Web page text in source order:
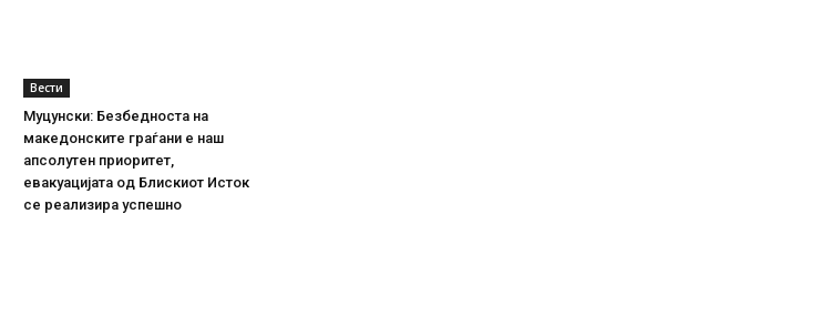
Вести
Муцунски: Безбедноста на
македонските граѓани е наш
апсолутен приоритет,
евакуацијата од Блискиот Исток
се реализира успешно